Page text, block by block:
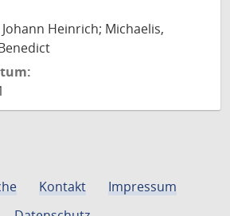
Heinrich; Michaelis,
Kontakt
Impressum